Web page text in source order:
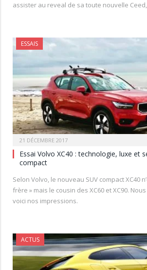
assister au reveal de sa toute nouvelle
ESSAIS
21 DÉCEMBRE 2017
Essai Volvo XC40 : technologie, luxe et
compact
Selon Volvo, le nouveau SUV compact XC40
frère » mais le cousin des XC60 et XC90. Nous
voici nos impressions.
ACTUS